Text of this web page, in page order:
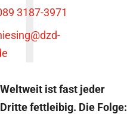
Weltweit ist fast jeder
Dritte fettleibig. Die Folge:
3187-3971
@dzd-